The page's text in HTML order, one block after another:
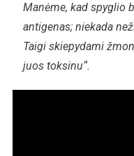
Manėme, kad spyglio
antigenas; niekada
Taigi skiepydami
juos toksinu“.